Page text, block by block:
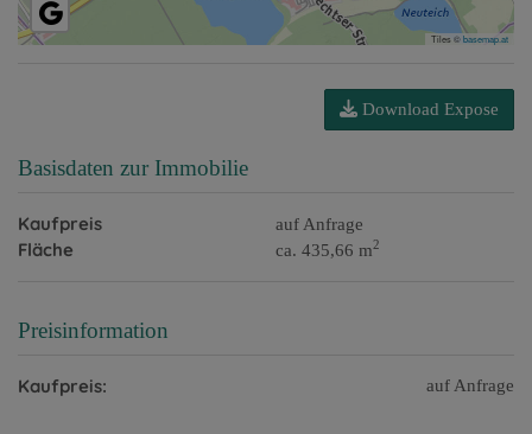
Tiles ©basemap.at
Download Expose
Basisdaten zur Immobilie
Kaufpreis auf Anfrage
Fläche ca. 435,66 m2
Preisinformation
Kaufpreis: auf Anfrage